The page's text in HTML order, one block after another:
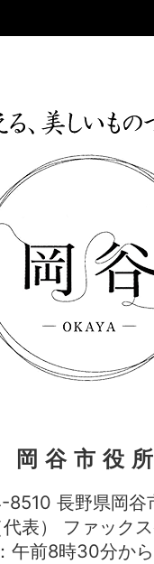
岡谷市役
8510 長野県岡谷
代表） ファッ
午前8時30分か